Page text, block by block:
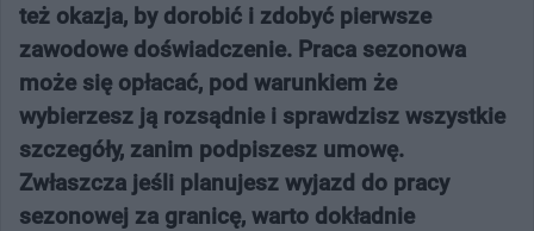
też okazja, by dorobić i zdobyć pierwsze
zawodowe doświadczenie. Praca sezonowa
może się opłacać, pod warunkiem że
wybierzesz ją rozsądnie i sprawdzisz wszystkie
szczegóły, zanim podpiszesz umowę.
Zwłaszcza jeśli planujesz wyjazd do pracy
sezonowej za granicę, warto dokładnie